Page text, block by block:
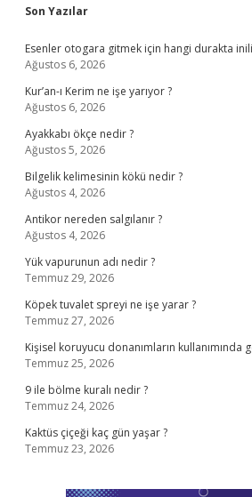
Sidebar
Son Yazılar
Esenler otogara gitmek için hangi durakta
Ağustos 6, 2026
Kur’an-ı Kerim ne işe yarıyor ?
Ağustos 6, 2026
Ayakkabı ökçe nedir ?
Ağustos 5, 2026
Bilgelik kelimesinin kökü nedir ?
Ağustos 4, 2026
Antikor nereden salgılanır ?
Ağustos 4, 2026
Yük vapurunun adı nedir ?
Temmuz 29, 2026
Köpek tuvalet spreyi ne işe yarar ?
Temmuz 27, 2026
Kişisel koruyucu donanımların kullanımında
Temmuz 25, 2026
9 ile bölme kuralı nedir ?
Temmuz 24, 2026
Kaktüs çiçeği kaç gün yaşar ?
Temmuz 23, 2026